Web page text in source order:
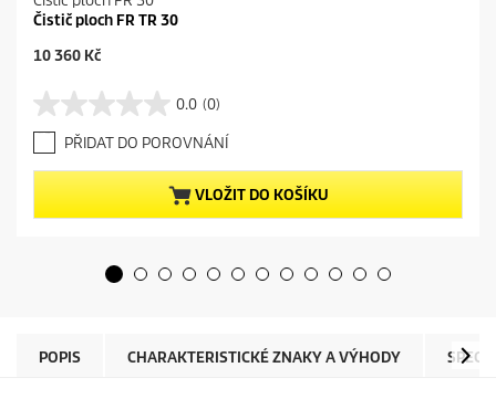
Čistič ploch FR TR 30
C
e
n
t
p
r
10 360 Kč
0.0 (0)
0
.
0
z
5
h
e
PŘIDAT DO POROVNÁNÍ
VLOŽIT DO KOŠÍKU
POPIS CHARAKTERISTICKÉ ZNAKY A VÝHODY